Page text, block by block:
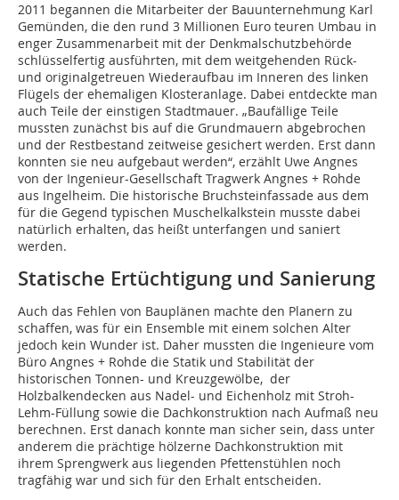
2011 begannen die Mitarbeiter der Bauunternehmung Karl
Gemünden, die den rund 3 Millionen Euro teuren Umbau in
enger Zusammenarbeit mit der Denkmalschutzbehörde
schlüsselfertig ausführten, mit dem weitgehenden Rück-
und originalgetreuen Wiederaufbau im Inneren des linken
Flügels der ehemaligen Klosteranlage. Dabei entdeckte man
auch Teile der einstigen Stadtmauer. „Baufällige Teile
mussten zunächst bis auf die Grundmauern abgebrochen
und der Restbestand zeitweise gesichert werden. Erst dann
konnten sie neu aufgebaut werden“, erzählt Uwe Angnes
von der Ingenieur-Gesellschaft Tragwerk Angnes + Rohde
aus Ingelheim. Die historische Bruchsteinfassade aus dem
für die Gegend typischen Muschelkalkstein musste dabei
natürlich erhalten, das heißt unterfangen und saniert
werden.
Statische Ertüchtigung und Sanierung
Auch das Fehlen von Bauplänen machte den Planern zu
schaffen, was für ein Ensemble mit einem solchen Alter
jedoch kein Wunder ist. Daher mussten die Ingenieure vom
Büro Angnes + Rohde die Statik und Stabilität der
historischen Tonnen- und Kreuzgewölbe, der
Holzbalkendecken aus Nadel- und Eichenholz mit Stroh-
Lehm-Füllung sowie die Dachkonstruktion nach Aufmaß neu
berechnen. Erst danach konnte man sicher sein, dass unter
anderem die prächtige hölzerne Dachkonstruktion mit
ihrem Sprengwerk aus liegenden Pfettenstühlen noch
tragfähig war und sich für den Erhalt entscheiden.